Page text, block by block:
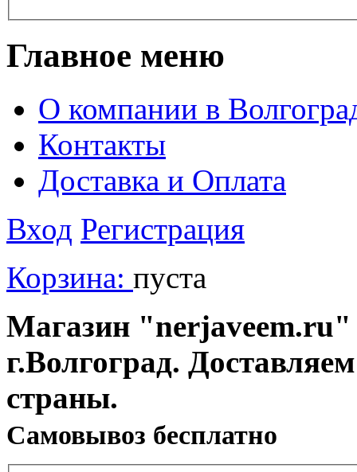
Главное меню
О компании в
Контакты
Доставка и Оплата
Вход Регистрация
Корзина: пуста
Магазин "nerjaveem.ru"
г.Волгоград.
страны.
Cамовывоз бесплатно